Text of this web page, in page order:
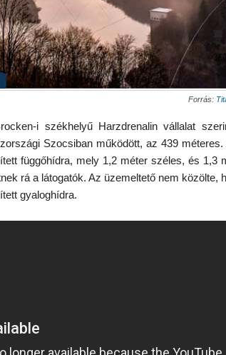
Forrás:
i székhelyű Harzdrenalin vállalat
Szocsiban működött, az 439
függőhídra, mely 1,2 méter széles, és 1,3
rá a látogatók. Az üzemeltető nem közölte,
gyaloghídra.